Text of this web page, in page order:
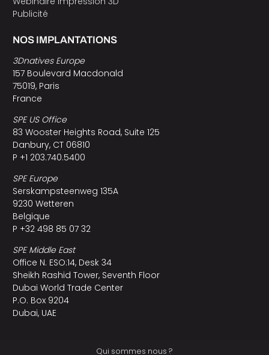
Publicité
NOS IMPLANTATIONS
3Dnatives Europe
157 Boulevard Macdonald
75019, Paris
France
SPE US Office
83 Wooster Heights Road, Suite 125
Danbury, CT 06810
P +1 203.740.5400
SPE Europe
Serskampsteenweg 135A
9230 Wetteren
Belgique
P +32 498 85 07 32
SPE Middle East
Office N. ESO:14, Desk 34
Sheikh Rashid Tower, Seventh Floor
Dubai World Trade Center
P.O. Box 9204
Dubai, UAE
Qui sommes nous ?